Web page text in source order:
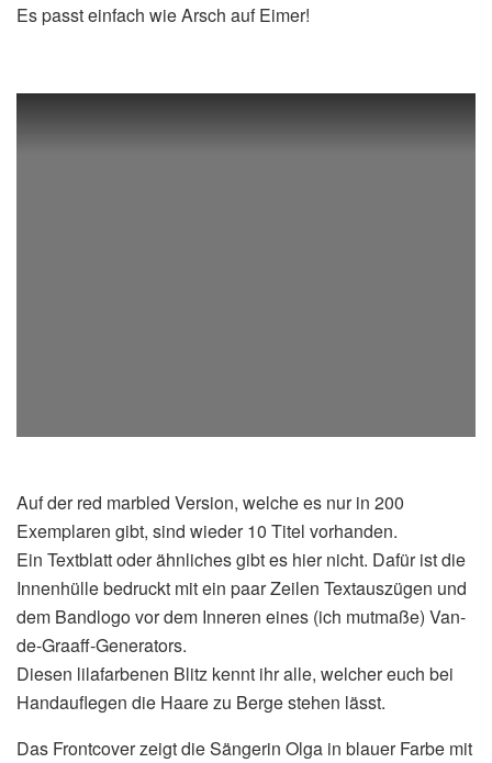
Es passt einfach wie Arsch auf Eimer!
Auf der red marbled Version, welche es nur in 200
Exemplaren gibt, sind wieder 10 Titel vorhanden.
Ein Textblatt oder ähnliches gibt es hier nicht. Dafür ist die
Innenhülle bedruckt mit ein paar Zeilen Textauszügen und
dem Bandlogo vor dem Inneren eines (ich mutmaße) Van-
de-Graaff-Generators.
Diesen lilafarbenen Blitz kennt ihr alle, welcher euch bei
Handauflegen die Haare zu Berge stehen lässt.
Das Frontcover zeigt die Sängerin Olga in blauer Farbe mit